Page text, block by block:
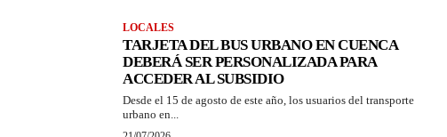
LOCALES
TARJETA DEL BUS URBANO EN CUENCA
DEBERÁ SER PERSONALIZADA PARA
ACCEDER AL SUBSIDIO
Desde el 15 de agosto de este año, los usuarios del transporte
urbano en...